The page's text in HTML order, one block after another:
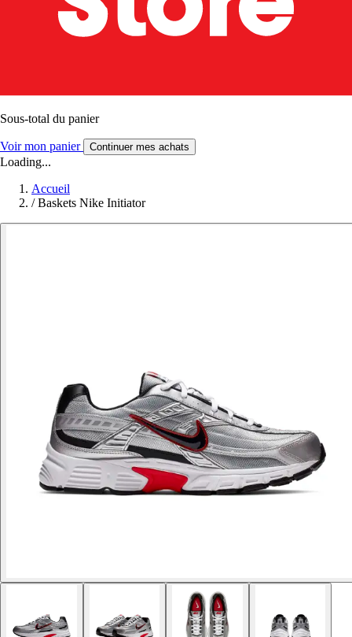
Sous-total du panier
Voir mon panier Continuer mes achats
Loading...
Accueil
/ Baskets Nike Initiator